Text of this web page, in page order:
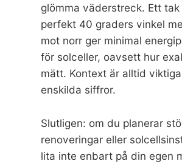
glömma väderstreck. Ett tak
perfekt 40 graders vinkel
mot norr ger minimal
för solceller, oavsett hur
mätt. Kontext är alltid
enskilda siffror.
Slutligen: om du planerar
renoveringar eller
lita inte enbart på din egen